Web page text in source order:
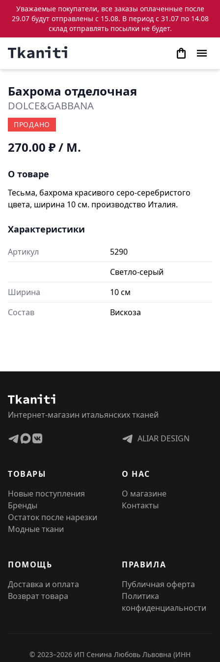
Уважаемые покупатели, все заказы оплаченные после
29.07 будут отправлены с 15.08. В период с 31.07 по 14.08
склад отправлять посылки не будет.
Бахрома отделочная
DOLCE&GABBANA
ПРОДАНО
270.00 ₽/ М.
О товаре
Тесьма, бахрома красивого серо-серебристого
цвета, ширина 10 см. производство Италия.
Характеристики
Артикул
5290
Светло-серый
Ширина
10 см
Состав
Вискоза
Интернет-магазин итальянских тканей
ALIAR DESIGN
ТОВАРЫ
Новые поступления
Бренды
Остаток после нарезки
Модные ткани
О НАС
О магазине
Контакты
ПОМОЩЬ
Доставка и оплата
Возврат товара
ПРАВИЛА
Публичная оферта
Политика
конфиденциальности
© 2023–2026 ИП Сенина Любовь Львовна (ИНН